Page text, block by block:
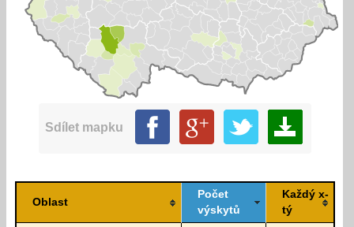
Sdílet mapku
Oblast
Počet
výskytů
Každý x-
tý